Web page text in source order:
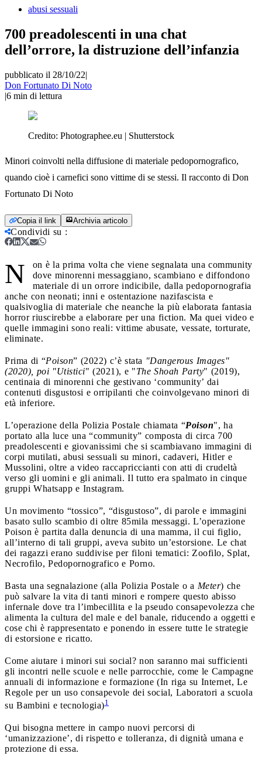
abusi sessuali
700 preadolescenti in una chat
dell’orrore, la distruzione dell’infanzia
pubblicato il 28/10/22|
Don Fortunato Di Noto
|6 min di lettura
Credito: Photographee.eu | Shutterstock
Minori coinvolti nella diffusione di materiale pedopornografico,
quando cioè i carnefici sono vittime di se stessi. Il racconto di Don
Fortunato Di Noto
Copia il link Archivia articolo
Condividi su :
N
on è la prima volta che viene segnalata una community
dove minorenni messaggiano, scambiano e diffondono
materiale di un orrore indicibile, dalla pedopornografia
anche con neonati; inni e ostentazione nazifascista e
qualsivoglia di materiale che neanche la più elaborata fantasia
horror riuscirebbe a elaborare per una fiction. Ma quei video e
quelle immagini sono reali: vittime abusate, vessate, torturate,
eliminate.
Prima di “Poison” (2022) c’è stata "Dangerous Images"
(2020), poi "Utistici" (2021), e "The Shoah Party" (2019),
centinaia di minorenni che gestivano ‘community’ dai
contenuti disgustosi e orripilanti che coinvolgevano minori di
età inferiore.
L’operazione della Polizia Postale chiamata “Poison", ha
portato alla luce una “community” composta di circa 700
preadolescenti e giovanissimi che si scambiavano immagini di
corpi mutilati, abusi sessuali su minori, cadaveri, Hitler e
Mussolini, oltre a video raccapriccianti con atti di crudeltà
verso gli uomini e gli animali. Il tutto era spalmato in cinque
gruppi Whatsapp e Instagram.
Un movimento “tossico”, “disgustoso”, di parole e immagini
basato sullo scambio di oltre 85mila messaggi. L’operazione
Poison è partita dalla denuncia di una mamma, il cui figlio,
all’interno di tali gruppi, aveva subito un’estorsione. Le chat
dei ragazzi erano suddivise per filoni tematici: Zoofilo, Splat,
Necrofilo, Pedopornografico e Porno.
Basta una segnalazione (alla Polizia Postale o a Meter) che
può salvare la vita di tanti minori e rompere questo abisso
infernale dove tra l’imbecillita e la pseudo consapevolezza che
alimenta la cultura del male e del banale, riducendo a oggetti e
cose chi è rappresentato e ponendo in essere tutte le strategie
di estorsione e ricatto.
Come aiutare i minori sui social? non saranno mai sufficienti
gli incontri nelle scuole e nelle parrocchie, come le Campagne
annuali di informazione e formazione (In riga su Internet, Le
Regole per un uso consapevole dei social, Laboratori a scuola
su Bambini e tecnologia)1
Qui bisogna mettere in campo nuovi percorsi di
‘umanizzazione’, di rispetto e tolleranza, di dignità umana e
protezione di essa.